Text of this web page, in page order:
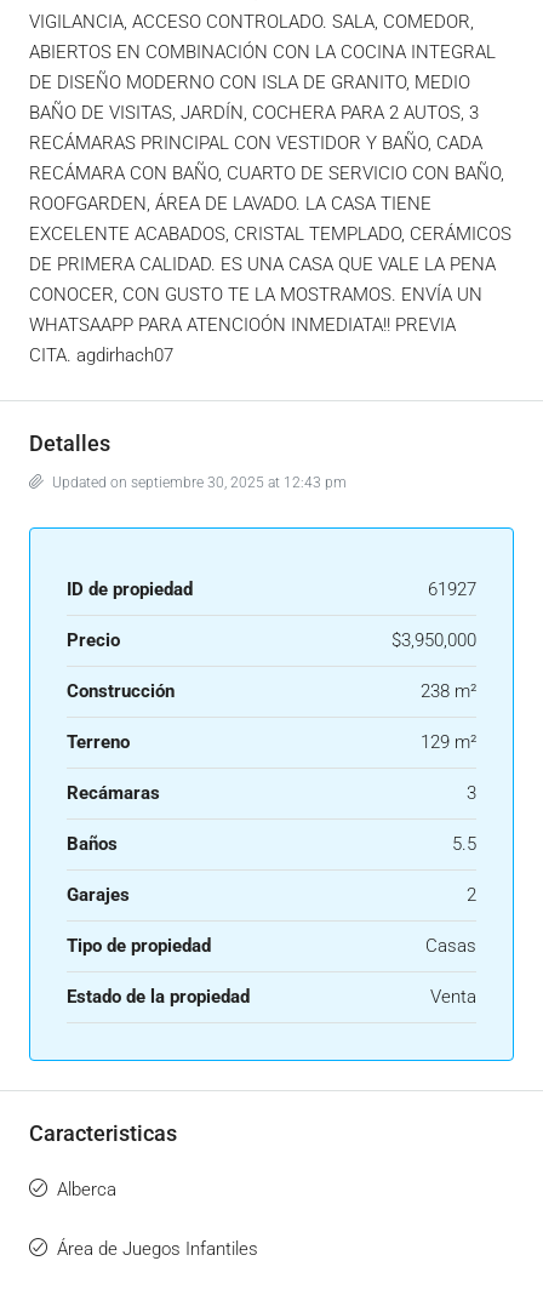
VIGILANCIA, ACCESO CONTROLADO. SALA, COMEDOR,
ABIERTOS EN COMBINACIÓN CON LA COCINA INTEGRAL
DE DISEÑO MODERNO CON ISLA DE GRANITO, MEDIO
BAÑO DE VISITAS, JARDÍN, COCHERA PARA 2 AUTOS, 3
RECÁMARAS PRINCIPAL CON VESTIDOR Y BAÑO, CADA
RECÁMARA CON BAÑO, CUARTO DE SERVICIO CON BAÑO,
ROOFGARDEN, ÁREA DE LAVADO. LA CASA TIENE
EXCELENTE ACABADOS, CRISTAL TEMPLADO, CERÁMICOS
DE PRIMERA CALIDAD. ES UNA CASA QUE VALE LA PENA
CONOCER, CON GUSTO TE LA MOSTRAMOS. ENVÍA UN
WHATSAAPP PARA ATENCIOÓN INMEDIATA!! PREVIA
CITA. agdirhach07
Detalles
Updated on septiembre 30, 2025 at 12:43 pm
ID de propiedad 61927
Precio $3,950,000
Construcción 238 m²
Terreno 129 m²
Recámaras 3
Baños 5.5
Garajes 2
Tipo de propiedad Casas
Estado de la propiedad Venta
Caracteristicas
Alberca
Área de Juegos Infantiles